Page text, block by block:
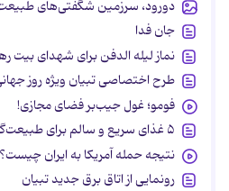
دورود، سرزمین شگفتی‌های
جان فدا
نماز لیله الدفن برای شهدای بیت
طرح اختصاصی تبیان ویژه روز
فومو؛ غول جیب‌بر فضای مجازی!
۵ غذای سریع و سالم برای طبیعت‌گردی
نتیجه حمله آمریکا به ایران چیست؟
رونمایی از اتاق برق جدید تبیان